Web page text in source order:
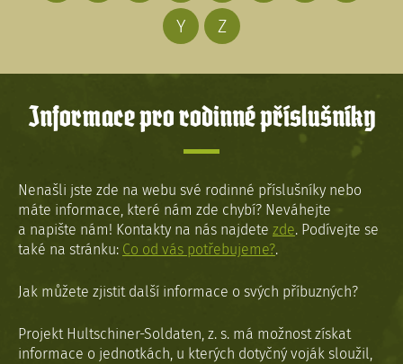
Y
Z
Informace pro rodinné příslušníky
Nenašli jste zde na webu své rodinné příslušníky nebo
máte informace, které nám zde chybí? Neváhejte
a napište nám! Kontakty na nás najdete zde. Podívejte se
také na stránku: Co od vás potřebujeme?.
Jak můžete zjistit další informace o svých příbuzných?
Projekt Hultschiner-Soldaten, z. s. má možnost získat
informace o jednotkách, u kterých dotyčný voják sloužil,